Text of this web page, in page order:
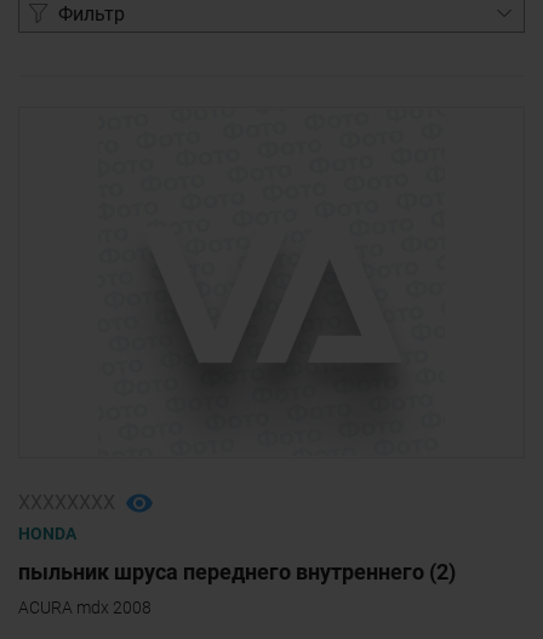
Фильтр
HONDA
пыльник шруса переднего внутреннего (2)
ACURA mdx 2008